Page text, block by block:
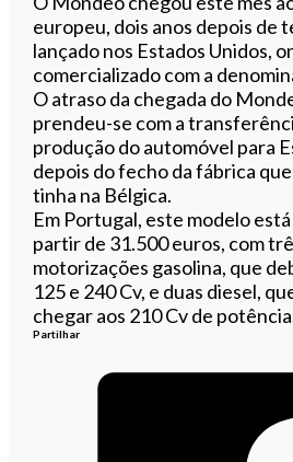
europeu, dois anos depois de
lançado nos Estados Unidos,
comercializado com a
O atraso da chegada do
prendeu-se com a
produção do automóvel para
depois do fecho da fábrica
tinha na Bélgica.
Em Portugal, este modelo
partir de 31.500 euros, com
motorizações gasolina, que
125 e 240 Cv, e duas diesel,
chegar aos 210 Cv de
Partilhar